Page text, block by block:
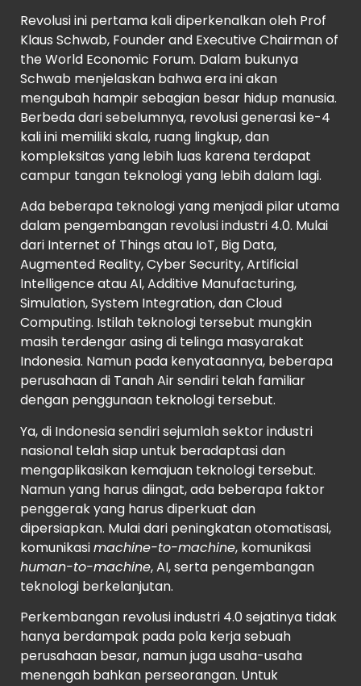
Revolusi ini pertama kali diperkenalkan oleh Prof
Klaus Schwab, Founder and Executive Chairman of
the World Economic Forum. Dalam bukunya
Schwab menjelaskan bahwa era ini akan
mengubah hampir sebagian besar hidup manusia.
Berbeda dari sebelumnya, revolusi generasi ke-4
kali ini memiliki skala, ruang lingkup, dan
kompleksitas yang lebih luas karena terdapat
campur tangan teknologi yang lebih dalam lagi.
Ada beberapa teknologi yang menjadi pilar utama
dalam pengembangan revolusi industri 4.0. Mulai
dari Internet of Things atau IoT, Big Data,
Augmented Reality, Cyber Security, Artificial
Intelligence atau AI, Additive Manufacturing,
Simulation, System Integration, dan Cloud
Computing. Istilah teknologi tersebut mungkin
masih terdengar asing di telinga masyarakat
Indonesia. Namun pada kenyataannya, beberapa
perusahaan di Tanah Air sendiri telah familiar
dengan penggunaan teknologi tersebut.
Ya, di Indonesia sendiri sejumlah sektor industri
nasional telah siap untuk beradaptasi dan
mengaplikasikan kemajuan teknologi tersebut.
Namun yang harus diingat, ada beberapa faktor
penggerak yang harus diperkuat dan
dipersiapkan. Mulai dari peningkatan otomatisasi,
komunikasimachine-to-machine, komunikasi
human-to-machine, AI, serta pengembangan
teknologi berkelanjutan.
Perkembangan revolusi industri 4.0 sejatinya tidak
hanya berdampak pada pola kerja sebuah
perusahaan besar, namun juga usaha-usaha
menengah bahkan perseorangan. Untuk